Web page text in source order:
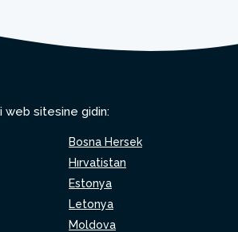
web sitesine gidin:
Bosna Hersek
Hırvatistan
Estonya
Letonya
Moldova